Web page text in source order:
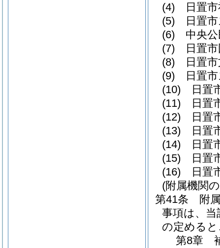
(4)
日置
(5)
日置
(6)
中央
(7)
日置
(8)
日置
(9)
日置
(10)
日置
(11)
日置
(12)
日置
(13)
日置
(14)
日置
(15)
日置
(16)
日置
(附属機関
第41条
附
事項は、当
の定める
第8章